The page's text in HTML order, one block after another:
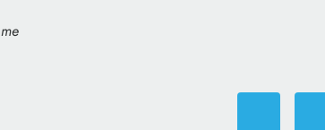
me